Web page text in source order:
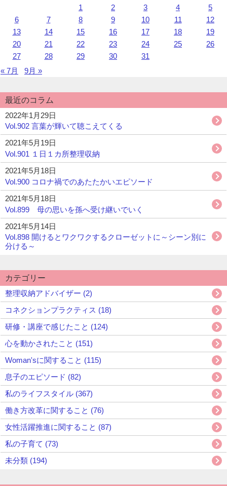
ま
す。
1
2 3 4
5
6
7 8 9 10 11
12
13
14 15 16 17 18
19
20
21 22 23 24 25
26
27
28 29 30
31
« 7月
9月 »
最近のコラム
2022年1月29日
Vol.902 言葉が輝いて聴こえてくる
2021年5月19日
Vol.901 １日１カ所整理収納
2021年5月18日
Vol.900 コロナ禍でのあたたかいエピソード
2021年5月18日
Vol.899 母の思いを孫へ受け継いでいく
2021年5月14日
Vol.898 開けるとワクワクするクローゼットに～シーン別に
分ける～
カテゴリー
整理収納アドバイザー (2)
コネクションプラクティス (18)
研修・講座で感じたこと (124)
心を動かされたこと (151)
Woman'sに関すること (115)
息子のエピソード (82)
私のライフスタイル (367)
働き方改革に関すること (76)
女性活躍推進に関すること (87)
私の子育て (73)
未分類 (194)